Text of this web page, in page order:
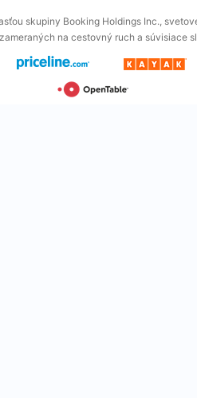
skupiny Booking Holdings Inc.,
na cestovný ruch a súvisiace